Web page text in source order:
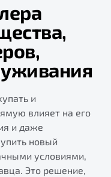
и
влияет на его
и даже
новый
условиями,
Это решение,